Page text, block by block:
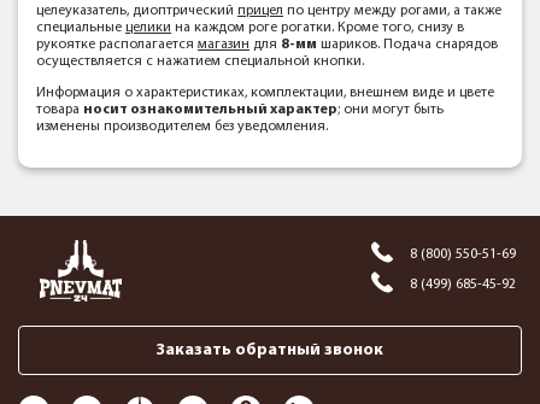
целеуказатель, диоптрический прицел по центру между рогами, а также
специальные целики на каждом роге рогатки. Кроме того, снизу в
рукоятке располагается магазин для 8-мм шариков. Подача снарядов
осуществляется с нажатием специальной кнопки.
Информация о характеристиках, комплектации, внешнем виде и цвете
товара носит ознакомительный характер; они могут быть
изменены производителем без уведомления.
8 (800) 550-51-69
8 (499) 685-45-92
Заказать обратный звонок